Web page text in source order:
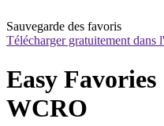
Sauvegarde des favoris
Télécharger gratuitement dans
Easy Favories
WCRO